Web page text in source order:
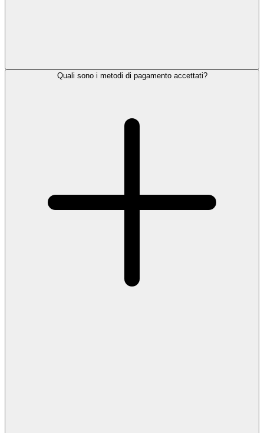
Quali sono i metodi di pagamento accettati?